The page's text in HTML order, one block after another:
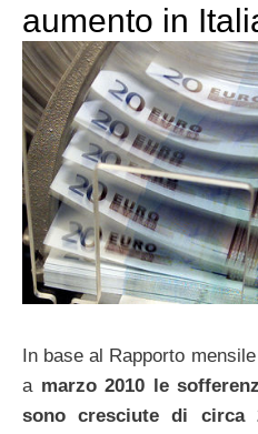
aumento in
In base al Rapporto mensile
amarzo 2010 le
sono cresciute di circa